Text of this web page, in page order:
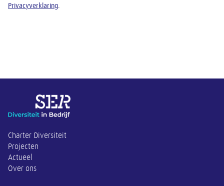
Privacyverklaring.
Overige informatie
Charter Diversiteit
Projecten
Actueel
Over ons